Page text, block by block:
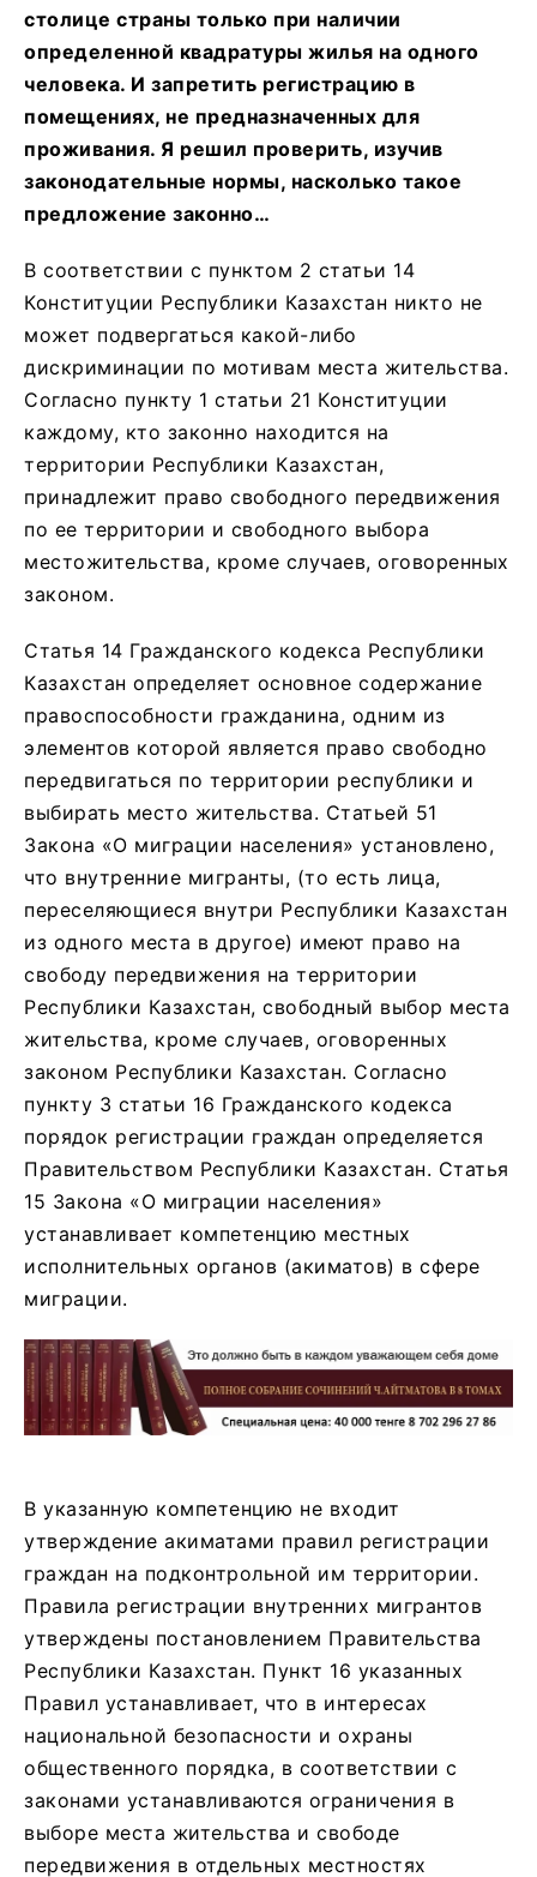
столице страны только при наличии
определенной квадратуры жилья на одного
человека. И запретить регистрацию в
помещениях, не предназначенных для
проживания. Я решил проверить, изучив
законодательные нормы, насколько такое
предложение законно…
В соответствии с пунктом 2 статьи 14
Конституции Республики Казахстан никто не
может подвергаться какой-либо
дискриминации по мотивам места жительства.
Согласно пункту 1 статьи 21 Конституции
каждому, кто законно находится на
территории Республики Казахстан,
принадлежит право свободного передвижения
по ее территории и свободного выбора
местожительства, кроме случаев, оговоренных
законом.
Статья 14 Гражданского кодекса Республики
Казахстан определяет основное содержание
правоспособности гражданина, одним из
элементов которой является право свободно
передвигаться по территории республики и
выбирать место жительства. Статьей 51
Закона «О миграции населения» установлено,
что внутренние мигранты, (то есть лица,
переселяющиеся внутри Республики Казахстан
из одного места в другое) имеют право на
свободу передвижения на территории
Республики Казахстан, свободный выбор места
жительства, кроме случаев, оговоренных
законом Республики Казахстан. Согласно
пункту 3 статьи 16 Гражданского кодекса
порядок регистрации граждан определяется
Правительством Республики Казахстан. Статья
15 Закона «О миграции населения»
устанавливает компетенцию местных
исполнительных органов (акиматов) в сфере
миграции.
В указанную компетенцию не входит
утверждение акиматами правил регистрации
граждан на подконтрольной им территории.
Правила регистрации внутренних мигрантов
утверждены постановлением Правительства
Республики Казахстан. Пункт 16 указанных
Правил устанавливает, что в интересах
национальной безопасности и охраны
общественного порядка, в соответствии с
законами устанавливаются ограничения в
выборе места жительства и свободе
передвижения в отдельных местностях